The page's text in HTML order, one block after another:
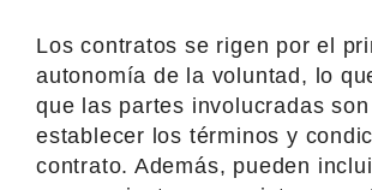
Los contratos se rigen por el
autonomía de la voluntad, lo
que las partes involucradas
establecer los términos y
contrato. Además, pueden